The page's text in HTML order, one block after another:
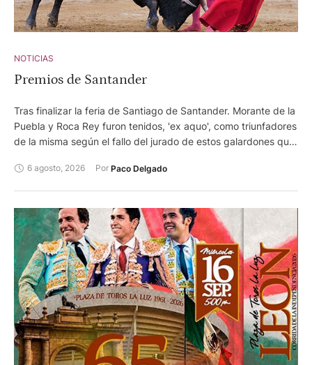
NOTICIAS
Premios de Santander
Tras finalizar la feria de Santiago de Santander. Morante de la
Puebla y Roca Rey furon tenidos, 'ex aquo', como triunfadores
de la misma según el fallo del jurado de estos galardones que
6 agosto, 2026 Por Paco Delgado